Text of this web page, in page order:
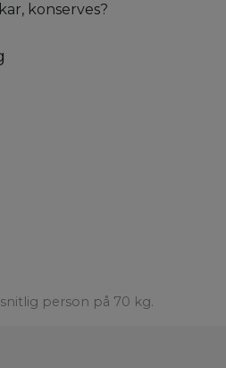
konserves?
person på 70 kg.